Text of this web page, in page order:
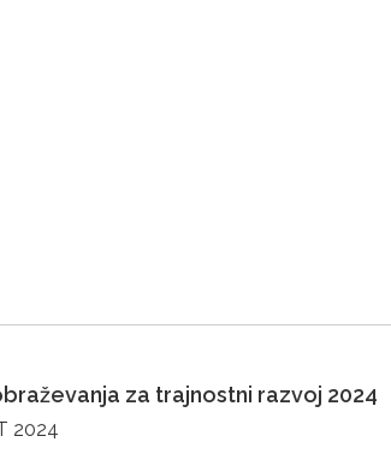
za trajnostni razvoj 2024
2024